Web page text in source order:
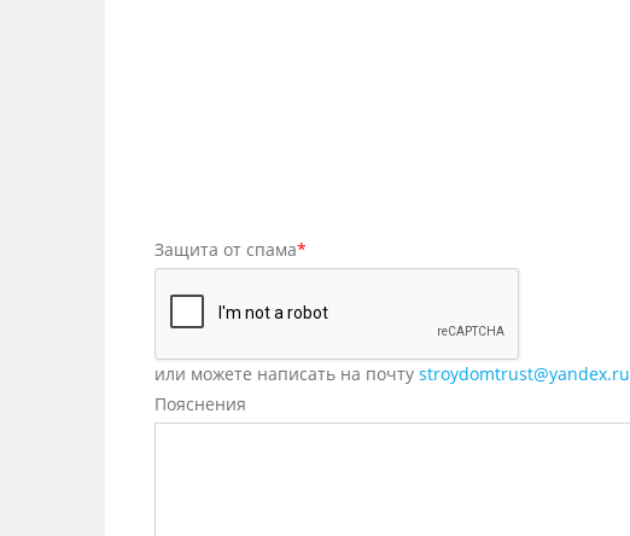
Защита от спама*
или можете написать на почтуstroydomtrust@yandex.ru
Пояснения